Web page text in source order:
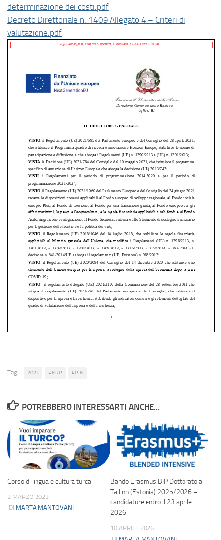
determinazione dei costi.pdf
Decreto Direttoriale n. 1409 Allegato 4 – Criteri di
valutazione.pdf
Tag: 2022 PNRR PRIN
POTREBBERO INTERESSARTI ANCHE...
Corso di lingua e cultura turca
2 MARZO 2023
DI MARTA MANTOVANI
Bando Erasmus BIP Dottorato a
Tallinn (Estonia) 2025/2026 –
candidature entro il 23 aprile
2026
10 APRILE 2026